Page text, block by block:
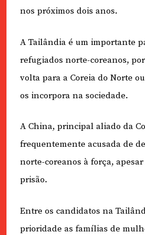
nos próximos dois anos.
A Tailândia é um importante
refugiados norte-coreanos,
volta para a Coreia do Norte
os incorpora na sociedade.
A China, principal aliado da
frequentemente acusada de
norte-coreanos à força,
prisão.
Entre os candidatos na
prioridade as famílias de